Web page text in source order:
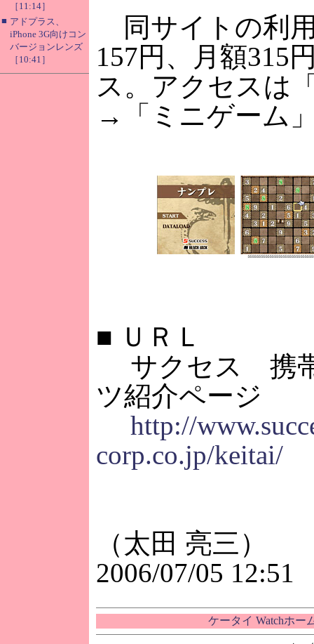
［11:14］
■ アドプラス、
iPhone 3G向けコン
バージョンレンズ
［10:41］
同サイトの利
157円、月額315
ス。アクセスは
→「ミニゲーム
■ ＵＲＬ
サクセス 携
ツ紹介ページ
http://
corp.co.jp/keitai/
（太田 亮三）
2006/07/05 12:51
ケータイ Watchホー